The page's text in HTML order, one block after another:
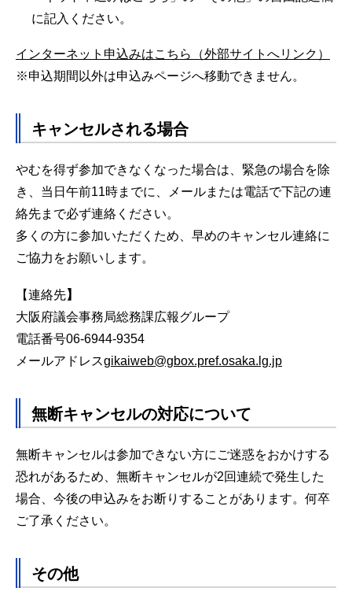
に記入ください。
インターネット申込みはこちら（外部サイトへリンク）
※申込期間以外は申込みページへ移動できません。
キャンセルされる場合
やむを得ず参加できなくなった場合は、緊急の場合を除
き、当日午前11時までに、メールまたは電話で下記の連
絡先まで必ず連絡ください。
多くの方に参加いただくため、早めのキャンセル連絡に
ご協力をお願いします。
【連絡先】
大阪府議会事務局総務課広報グループ
電話番号06-6944-9354
メールアドレスgikaiweb@gbox.pref.osaka.lg.jp
無断キャンセルの対応について
無断キャンセルは参加できない方にご迷惑をおかけする
恐れがあるため、無断キャンセルが2回連続で発生した
場合、今後の申込みをお断りすることがあります。何卒
ご了承ください。
その他